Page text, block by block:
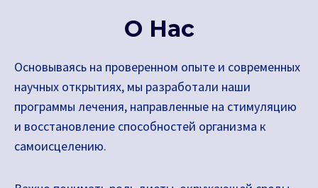
О Нас
Основываясь на проверенном опыте и современных
научных открытиях, мы разработали наши
программы лечения, направленные на стимуляцию
и восстановление способностей организма к
самоисцелению.